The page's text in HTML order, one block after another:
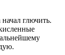
глючить.